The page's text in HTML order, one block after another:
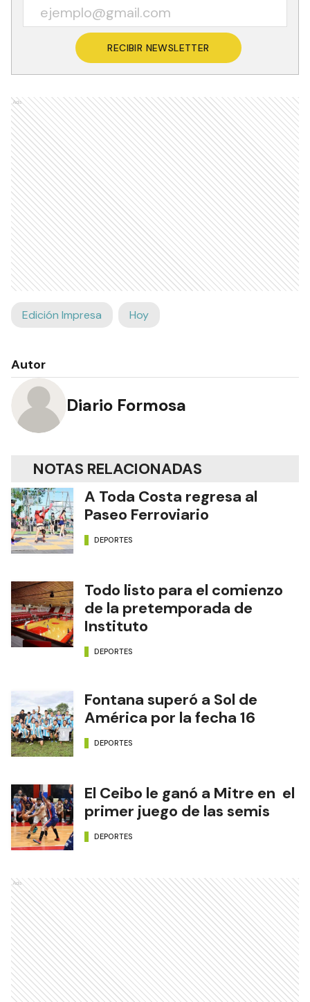
RECIBIR NEWSLETTER
Ads
Edición Impresa Hoy
Autor
Diario Formosa
NOTAS RELACIONADAS
A Toda Costa regresa al
Paseo Ferroviario
DEPORTES
Todo listo para el comienzo
de la pretemporada de
Instituto
DEPORTES
Fontana superó a Sol de
América por la fecha 16
DEPORTES
El Ceibo le ganó a Mitre en el
primer juego de las semis
DEPORTES
Ads